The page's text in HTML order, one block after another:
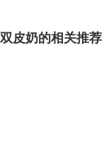
双皮奶的相关推荐